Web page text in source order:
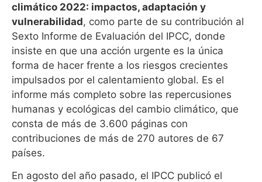
climático 2022: impactos, adaptación y
vulnerabilidad, como parte de su contribución al
Sexto Informe de Evaluación del IPCC, donde
insiste en que una acción urgente es la única
forma de hacer frente a los riesgos crecientes
impulsados por el calentamiento global. Es el
informe más completo sobre las repercusiones
humanas y ecológicas del cambio climático, que
consta de más de 3.600 páginas con
contribuciones de más de 270 autores de 67
países.
En agosto del año pasado, el IPCC publicó el